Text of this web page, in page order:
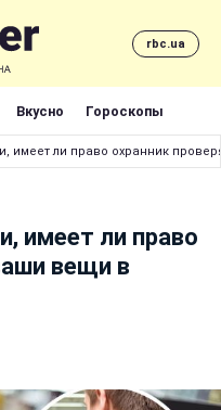
rbc.ua
Вкусно Гороскопы
имеет ли право охранник
имеет ли право
вещи в